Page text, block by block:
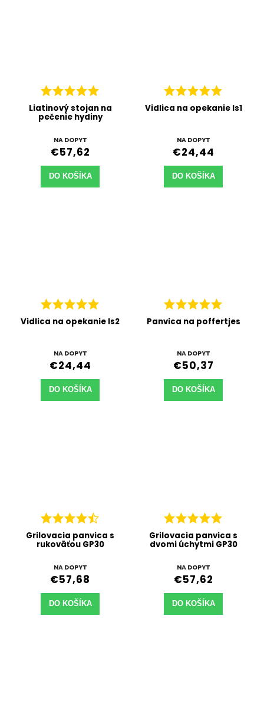
Liatinový stojan na
pečenie hydiny
NA DOPYT
€57,62
DO KOŠÍKA
Vidlica na opekanie Is1
NA DOPYT
€24,44
DO KOŠÍKA
Vidlica na opekanie Is2
NA DOPYT
€24,44
DO KOŠÍKA
Panvica na poffertjes
NA DOPYT
€50,37
DO KOŠÍKA
Grilovacia panvica s
rukoväťou GP30
NA DOPYT
€57,68
DO KOŠÍKA
Grilovacia panvica s
dvomi úchytmi GP30
NA DOPYT
€57,62
DO KOŠÍKA